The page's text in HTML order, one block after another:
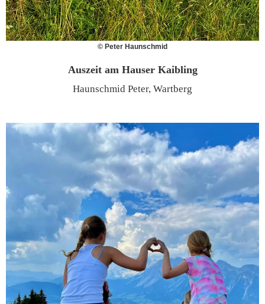
© Peter Haunschmid
Auszeit am Hauser Kaibling
Haunschmid Peter, Wartberg